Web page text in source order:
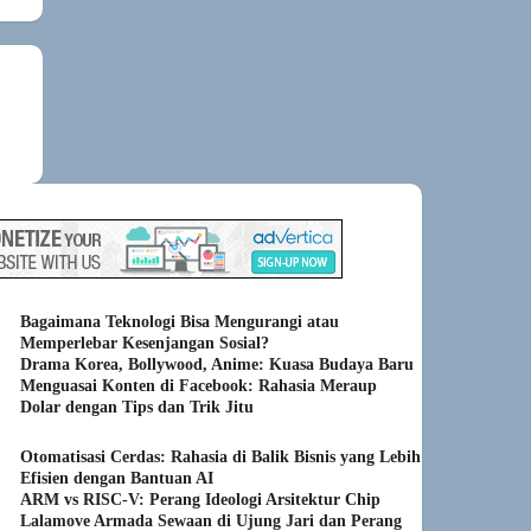
Bagaimana Teknologi Bisa Mengurangi atau
Memperlebar Kesenjangan Sosial?
Drama Korea, Bollywood, Anime: Kuasa Budaya Baru
Menguasai Konten di Facebook: Rahasia Meraup
Dolar dengan Tips dan Trik Jitu
Otomatisasi Cerdas: Rahasia di Balik Bisnis yang Lebih
Efisien dengan Bantuan AI
ARM vs RISC-V: Perang Ideologi Arsitektur Chip
Lalamove Armada Sewaan di Ujung Jari dan Perang